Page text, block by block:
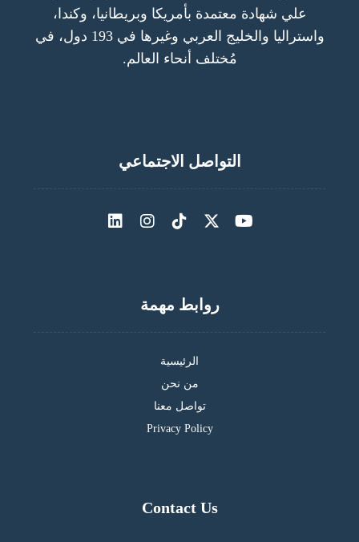
علي شهادة معتمدة بأمريكا وبريطانيا، وكندا،
واستراليا والخليج العربي وغيرها في 193 دول، في
مُختلف أنحاء العالم.
التواصل الاجتماعي
روابط مهمة
الرئيسية
من نحن
تواصل معنا
Privacy Policy
Contact Us